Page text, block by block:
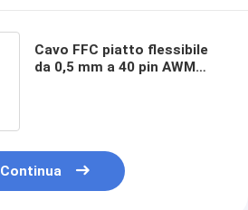
Cavo FFC piatto flessibile
da 0,5 mm a 40 pin AWM
Continua